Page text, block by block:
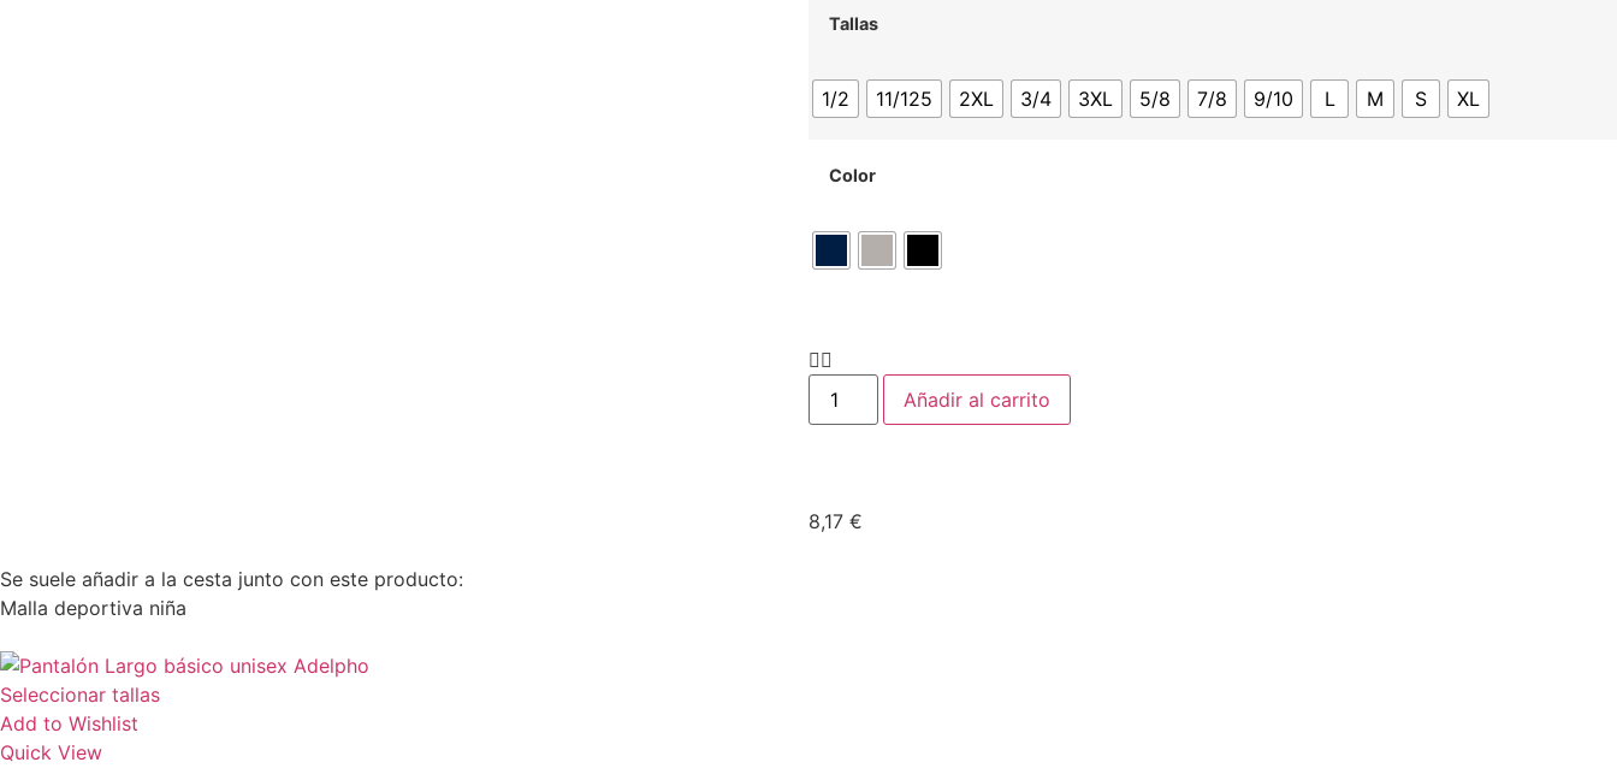
Tallas
1/2 11/125 2XL 3/4 3XL 5/8 7/8 9/10 L M S XL
Color
Añadir al carrito
8,17 €
Se suele añadir a la cesta junto con este producto:
Malla deportiva niña
Seleccionar tallas
Add to Wishlist
Quick View